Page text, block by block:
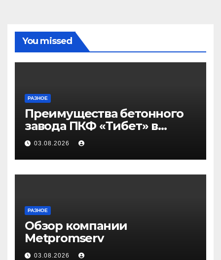
You missed
РАЗНОЕ
Преимущества бетонного
завода ПКФ «Тибет» в
Волгограде и Волжском
03.08.2026
РАЗНОЕ
Обзор компании
Metpromserv
03.08.2026